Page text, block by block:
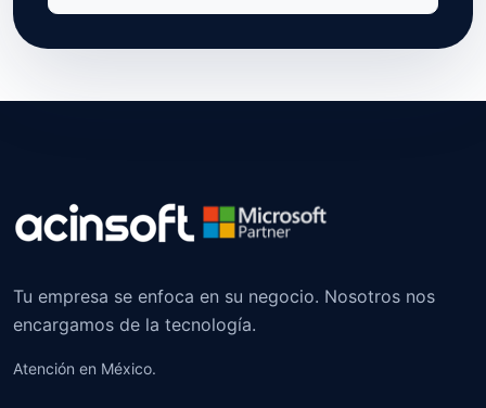
Tu empresa se enfoca en su negocio. Nosotros nos
encargamos de la tecnología.
Atención en México.